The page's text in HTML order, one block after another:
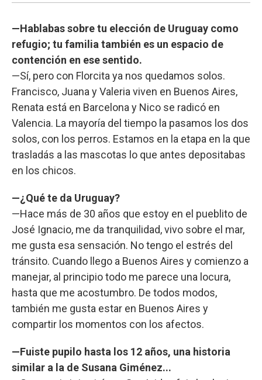
—Hablabas sobre tu elección de Uruguay como
refugio; tu familia también es un espacio de
contención en ese sentido.
—Sí, pero con Florcita ya nos quedamos solos.
Francisco, Juana y Valeria viven en Buenos Aires,
Renata está en Barcelona y Nico se radicó en
Valencia. La mayoría del tiempo la pasamos los dos
solos, con los perros. Estamos en la etapa en la que
trasladás a las mascotas lo que antes depositabas
en los chicos.
—¿Qué te da Uruguay?
—Hace más de 30 años que estoy en el pueblito de
José Ignacio, me da tranquilidad, vivo sobre el mar,
me gusta esa sensación. No tengo el estrés del
tránsito. Cuando llego a Buenos Aires y comienzo a
manejar, al principio todo me parece una locura,
hasta que me acostumbro. De todos modos,
también me gusta estar en Buenos Aires y
compartir los momentos con los afectos.
—Fuiste pupilo hasta los 12 años, una historia
similar a la de Susana Giménez...